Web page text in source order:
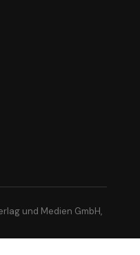
und Medien GmbH,